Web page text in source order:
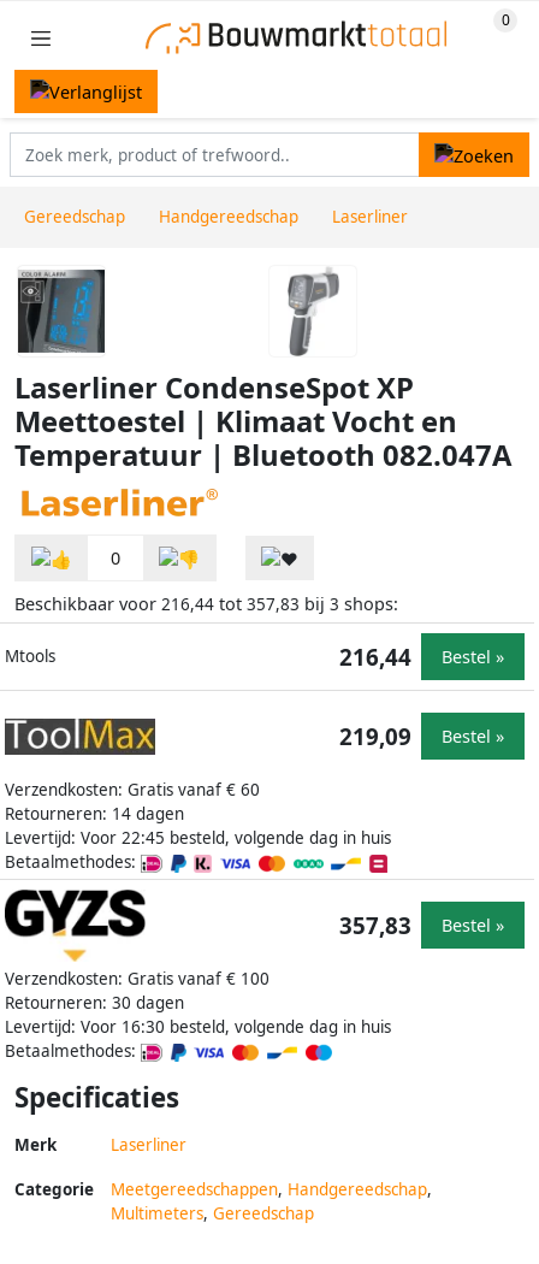
Gereedschap Handgereedschap Laserliner
Laserliner CondenseSpot XP
Meettoestel | Klimaat Vocht en
Temperatuur | Bluetooth 082.047A
0
Beschikbaar voor 216,44 tot 357,83 bij 3 shops:
Mtools 216,44 Bestel »
Verzendkosten: Gratis vanaf € 60
Retourneren: 14 dagen
Levertijd: Voor 22:45 besteld, volgende dag in huis
Betaalmethodes:
219,09 Bestel »
Verzendkosten: Gratis vanaf € 100
Retourneren: 30 dagen
Levertijd: Voor 16:30 besteld, volgende dag in huis
Betaalmethodes:
357,83 Bestel »
Specificaties
Merk Laserliner
Categorie Meetgereedschappen, Handgereedschap,
Multimeters, Gereedschap